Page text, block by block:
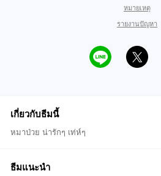
หมายเหตุ
รายงานปัญหา
เกี่ยวกับธีมนี้
หมาป่วย น่ารักๆ เท่ห์ๆ
ธีมแนะนำ